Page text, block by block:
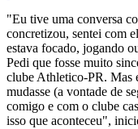
"Eu tive uma conversa
concretizou, sentei com
estava focado, jogando
Pedi que fosse muito
clube Athletico-PR. Mas
mudasse (a vontade de
comigo e com o clube
isso que aconteceu",